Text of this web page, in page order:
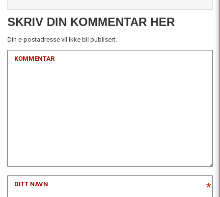
SKRIV DIN KOMMENTAR HER
Din e-postadresse vil ikke bli publisert.
KOMMENTAR
DITT NAVN *